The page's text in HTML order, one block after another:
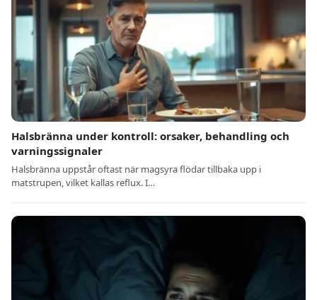
Halsbränna under kontroll: orsaker, behandling och
varningssignaler
Halsbränna uppstår oftast när magsyra flödar tillbaka upp i
matstrupen, vilket kallas reflux. I…